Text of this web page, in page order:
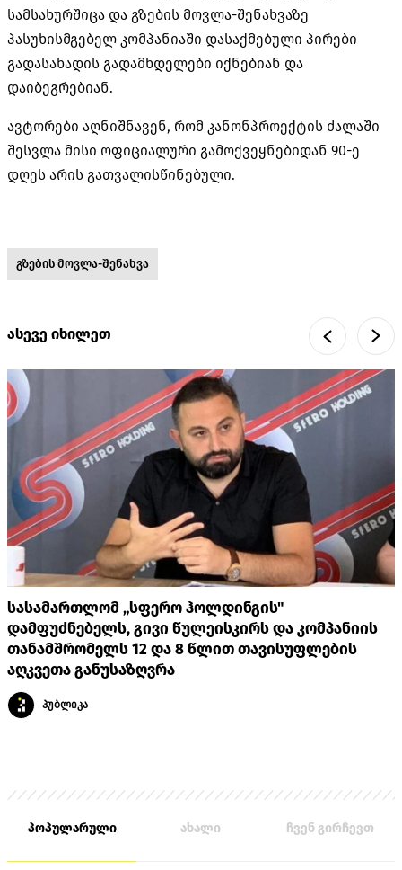
სამსახურშიცა და გზების მოვლა-შენახვაზე
პასუხისმგებელ კომპანიაში დასაქმებული პირები
გადასახადის გადამხდელები იქნებიან და
დაიბეგრებიან.
ავტორები აღნიშნავენ, რომ კანონპროექტის ძალაში
შესვლა მისი ოფიციალური გამოქვეყნებიდან 90-ე
დღეს არის გათვალისწინებული.
გზების მოვლა-შენახვა
ასევე იხილეთ
სასამართლომ „სფერო ჰოლდინგის"
დამფუძნებელს, გივი წულეისკირს და კომპანიის
თანამშრომელს 12 და 8 წლით თავისუფლების
აღკვეთა განუსაზღვრა
პუბლიკა
პოპულარული ახალი ჩვენ გირჩევთ